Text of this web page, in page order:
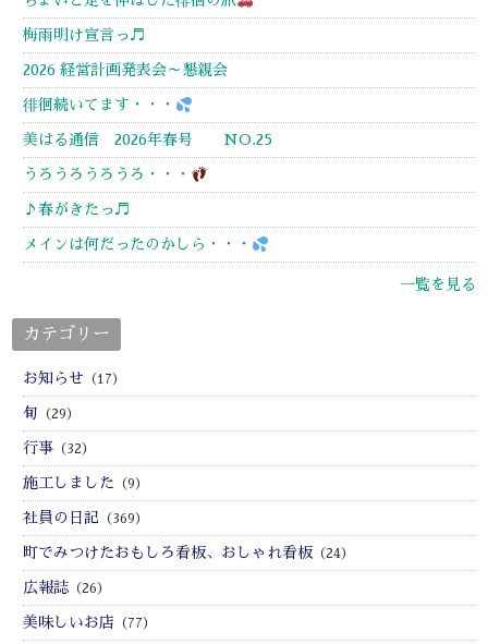
梅雨明け宣言っ♬
2026 経営計画発表会～懇親会
徘徊続いてます・・・
美はる通信 2026年春号 NO.25
うろうろうろうろ・・・
♪春がきたっ♬
メインは何だったのかしら・・・
一覧を見る
カテゴリー
お知らせ （17）
旬 （29）
行事 （32）
施工しました （9）
社員の日記 （369）
町でみつけたおもしろ看板、おしゃれ看板 （24）
広報誌 （26）
美味しいお店 （77）